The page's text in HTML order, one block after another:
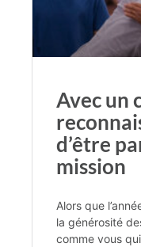
Avec un
d’être
mission
Alors que
la générosité
comme vous